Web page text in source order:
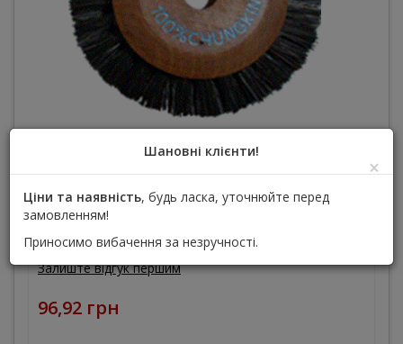
1шт щітка, 50.8мм діаметр, дерев'яний центр
Залиште відгук першим
96,92 грн
Шановні клієнти!
×
Ціни та наявність, будь ласка, уточнюйте перед
замовленням!
Приносимо вибачення за незручності.